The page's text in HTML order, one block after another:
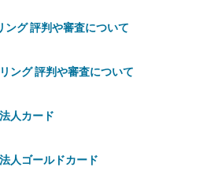
ング 評判や審査について
ング 評判や審査について
人カード
人ゴールドカード